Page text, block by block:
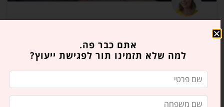
הטכנולוגיה החדישה
בואו לקרוא על היתרונות של רפואת שיניים
בלייזר: טיפולים מדויקים, נוחים ומהירים. ד"ר
סטלה הייזלר, רופאת שיניים בירושלים, מסבירה
כיצד
אתם כבר פה.
למה שלא תזמינו תור לפגישת ייעוץ?